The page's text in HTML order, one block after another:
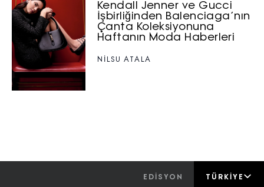
Kendall Jenner ve Gucci
İşbirliğinden Balenciaga’nın
Çanta Koleksiyonuna
Haftanın Moda Haberleri
NILSU ATALA
EDİSYON TÜRKIYE